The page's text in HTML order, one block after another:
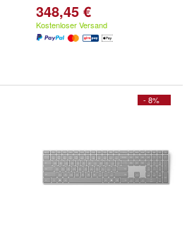
348,45 €
Kostenloser Versand
- 8%